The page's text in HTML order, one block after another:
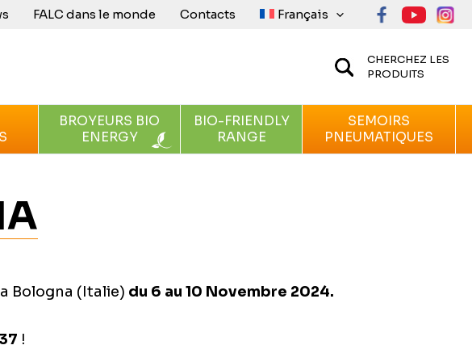
FALC dans le monde Contacts Français
CHERCHEZ LES
PRODUITS
BROYEURS BIO
ENERGY
BIO-FRIENDLY
RANGE
SEMOIRS
PNEUMATIQUES
Bologna (Italie) du 6 au 10 Novembre 2024.
!